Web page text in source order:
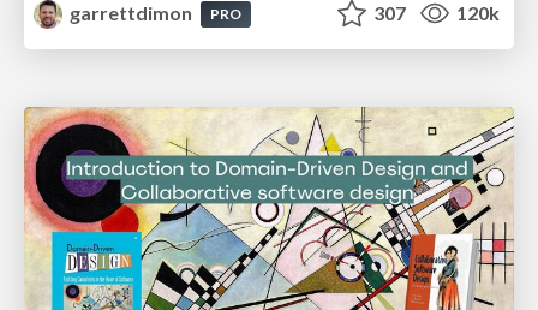
garrettdimon
PRO 307 120k